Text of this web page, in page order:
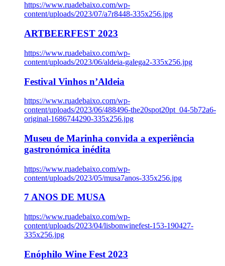
https://www.ruadebaixo.com/wp-
content/uploads/2023/07/a7r8448-335x256.jpg
ARTBEERFEST 2023
https://www.ruadebaixo.com/wp-
content/uploads/2023/06/aldeia-galega2-335x256.jpg
Festival Vinhos n’Aldeia
https://www.ruadebaixo.com/wp-
content/uploads/2023/06/488496-the20spot20pt_04-5b72a6-
original-1686744290-335x256.jpg
Museu de Marinha convida a experiência
gastronómica inédita
https://www.ruadebaixo.com/wp-
content/uploads/2023/05/musa7anos-335x256.jpg
7 ANOS DE MUSA
https://www.ruadebaixo.com/wp-
content/uploads/2023/04/lisbonwinefest-153-190427-
335x256.jpg
Enóphilo Wine Fest 2023